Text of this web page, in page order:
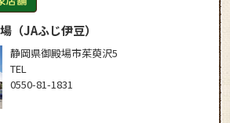
（JAふじ伊豆）
静岡県御殿場市茱萸沢5
TEL
0550-81-1831